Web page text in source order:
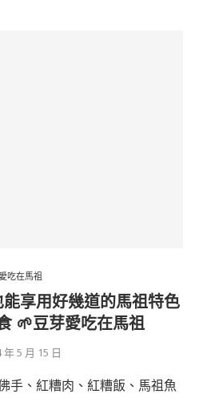
吃在馬祖
享用好幾道的馬祖特色
🌱豆芽愛吃在馬祖
年 5 月 15 日
手、紅糟肉、紅糟飯、馬祖魚